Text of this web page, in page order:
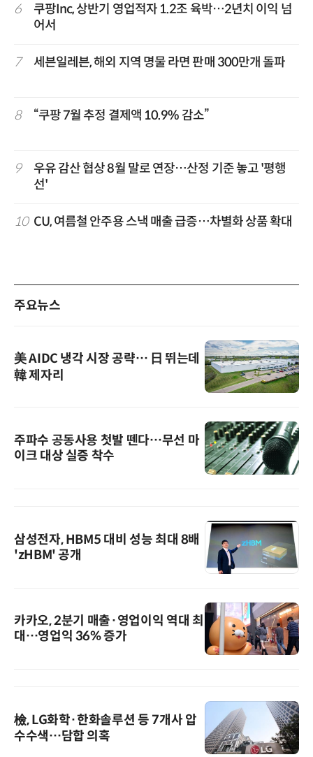
6
쿠팡Inc, 상반기 영업적자 1.2조 육박…2년치 이익 넘
어서
7 세븐일레븐, 해외 지역 명물 라면 판매 300만개 돌파
8 “쿠팡 7월 추정 결제액 10.9% 감소”
9
우유 감산 협상 8월 말로 연장…산정 기준 놓고 '평행
선'
10 CU, 여름철 안주용 스낵 매출 급증…차별화 상품 확대
주요뉴스
美 AIDC 냉각 시장 공략… 日 뛰는데
韓 제자리
주파수 공동사용 첫발 뗀다…무선 마
이크 대상 실증 착수
삼성전자, HBM5 대비 성능 최대 8배
'zHBM' 공개
카카오, 2분기 매출·영업이익 역대 최
대…영업익 36% 증가
檢, LG화학·한화솔루션 등 7개사 압
수수색…담합 의혹